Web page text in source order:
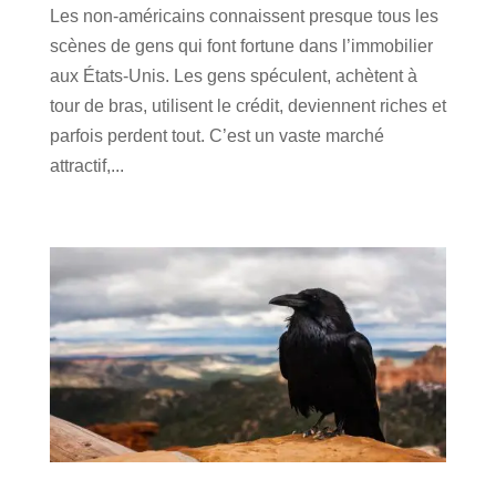
Les non-américains connaissent presque tous les
scènes de gens qui font fortune dans l’immobilier
aux États-Unis. Les gens spéculent, achètent à
tour de bras, utilisent le crédit, deviennent riches et
parfois perdent tout. C’est un vaste marché
attractif,...